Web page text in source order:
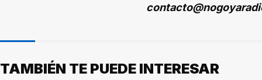
TAMBIÉN TE PUEDE INTERESAR